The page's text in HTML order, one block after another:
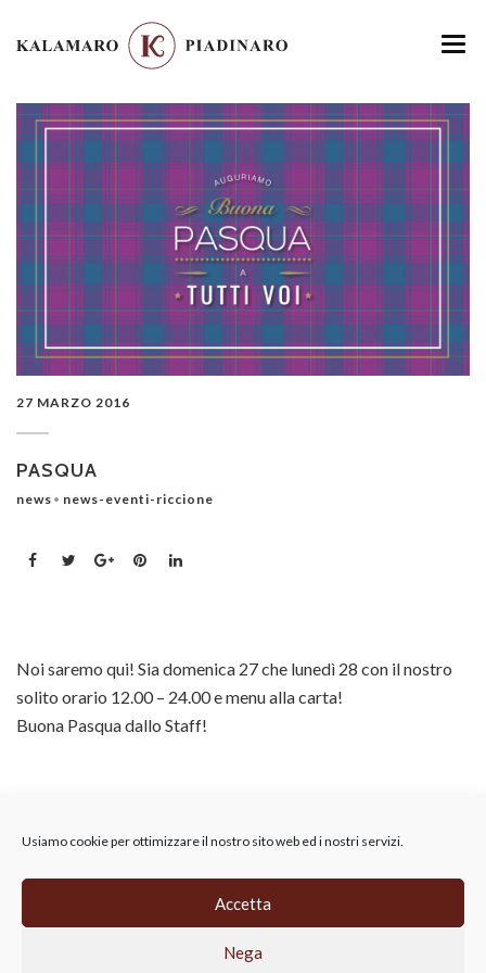
Usiamo cookie per ottimizzare il nostro sito web ed i nostri servizi.
Accetta
Nega
HOME
MENU
LOCATION
CONTATTI
27 MARZO 2016
PASQUA
news news-eventi-riccione
Noi saremo qui! Sia domenica 27 che lunedì 28 con il nostro
solito orario 12.00 – 24.00 e menu alla carta!
Buona Pasqua dallo Staff!
CIRFOOD RETAIL SRL, Via A.B. Nobel 19,
Reggio Emilia, 42124 (RE),